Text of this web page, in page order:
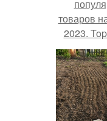
товаров
2023.
Products
in